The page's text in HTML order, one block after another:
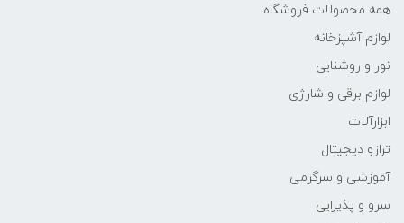
همه محصولات فروشگاه
لوازم آشپزخانه
نور و روشنایی
لوازم برقی و شارژی
ابزارآلات
ترازو دیجیتال
آموزشی و سرگرمی
سرو و پذیرایی